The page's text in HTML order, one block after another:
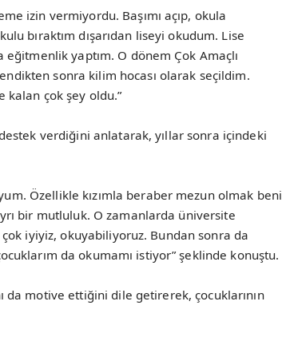
izin vermiyordu. Başımı açıp, okula
bıraktım dışarıdan liseyi okudum. Lise
yaptım. O dönem Çok Amaçlı
sonra kilim hocası olarak seçildim.
kalan çok şey oldu.”
verdiğini anlatarak, yıllar sonra içindeki
Özellikle kızımla beraber mezun olmak beni
bir mutluluk. O zamanlarda üniversite
çok iyiyiz, okuyabiliyoruz. Bundan sonra da
da okumamı istiyor” şeklinde konuştu.
da motive ettiğini dile getirerek, çocuklarının